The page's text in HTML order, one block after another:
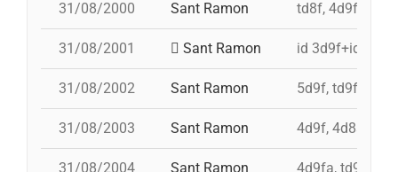
31/08/2000 Sant Ramon td8f, 4d9f, 3d8,
31/08/2001 Sant Ramon id 3d9f+id
31/08/2002 Sant Ramon 5d9f, td9fm,
31/08/2003 Sant Ramon 4d9f, 4d8a,
31/08/2004 Sant Ramon 4d9fa, td9fm,